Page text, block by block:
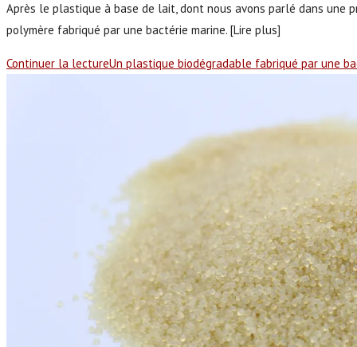
Après le plastique à base de lait, dont nous avons parlé dans une
polymère fabriqué par une bactérie marine. [Lire plus]
Continuer la lectureUn plastique biodégradable fabriqué par une